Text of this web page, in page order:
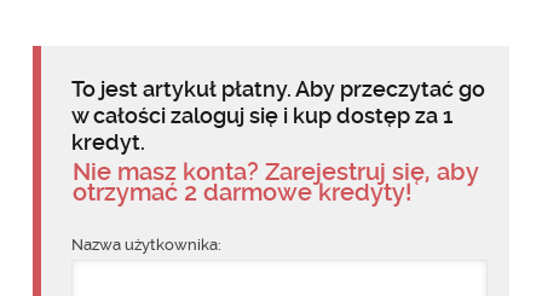
To jest artykuł płatny. Aby przeczytać go
w całości zaloguj się i kup dostęp za 1
kredyt.
Nie masz konta? Zarejestruj się, aby
otrzymać 2 darmowe kredyty!
Nazwa użytkownika: